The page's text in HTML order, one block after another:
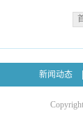
新闻动态